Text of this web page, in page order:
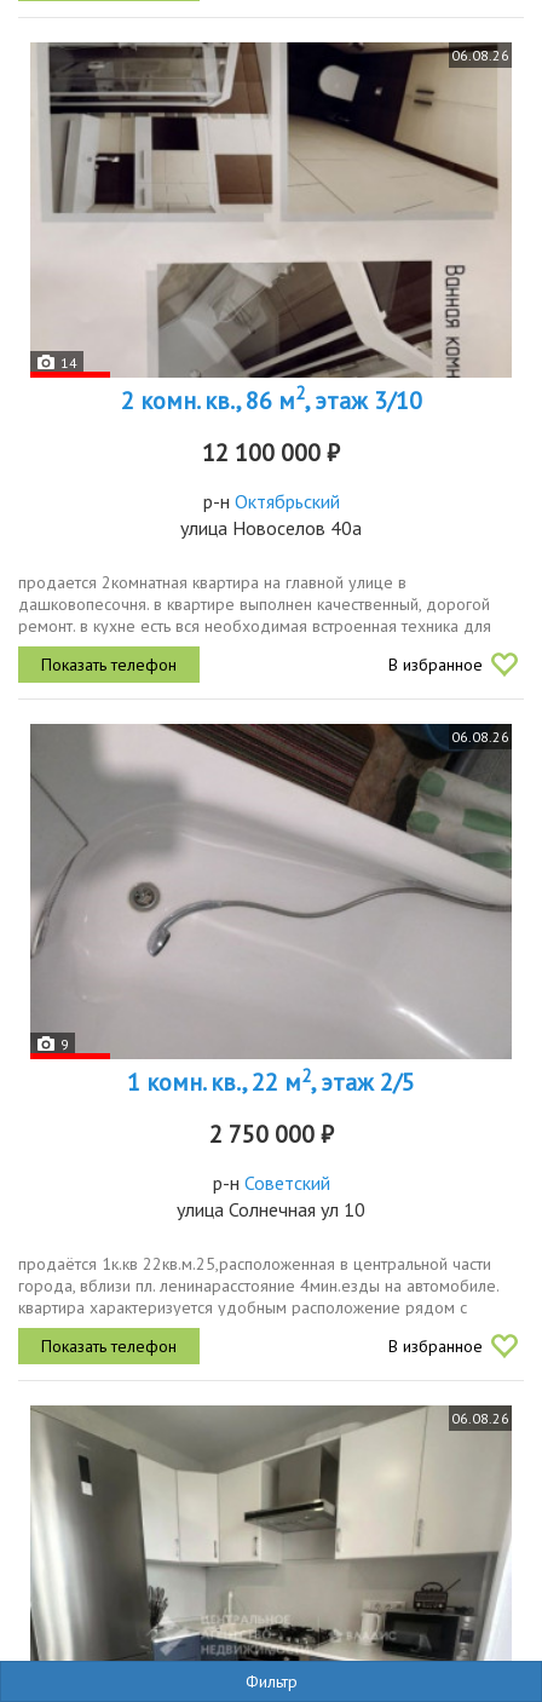
Фильтр
06.08.26
14
2 комн. кв., 86 м2, этаж 3/10
12 100 000 ₽
р-н Октябрьский
улица Новоселов 40а
продается 2комнатная квартира на главной улице в
дашковопесочня. в квартире выполнен качественный, дорогой
ремонт. в кухне есть вся необходимая встроенная техника для
комфортного проживания плита, духовой шкаф, вытяжка,
холодильник, микроволновая...
В избранное
06.08.26
9
1 комн. кв., 22 м2, этаж 2/5
2 750 000 ₽
р-н Советский
улица Солнечная ул 10
продаётся 1к.кв 22кв.м.25,расположенная в центральной части
города, вблизи пл. ленинарасстояние 4мин.езды на автомобиле.
квартира характеризуется удобным расположение рядом с
основными городскими объектами инфраструктурыдетс. сад,
поликлиника,...
В избранное
06.08.26